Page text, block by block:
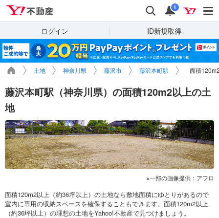
検索 通知
i
ログイン ID新規取得
土地 神奈川県 藤沢市 藤沢本町駅 面積
藤沢本町駅（神奈川県）の面積120m2以上の土
地
一部の画像提供：アフロ
面積120m2以上（約36坪以上）の土地なら敷地面積にゆとりがあるので
室内に専用の収納スペースを確保することもできます。面積120m2以上
（約36坪以上）の理想の土地をYahoo!不動産で見つけましょう。